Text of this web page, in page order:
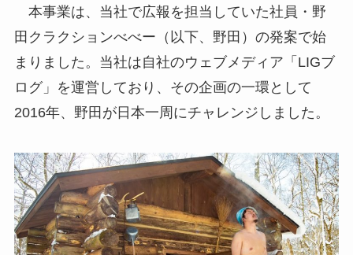
本事業は、当社で広報を担当していた社員・野
田クラクションべべー（以下、野田）の発案で始
まりました。当社は自社のウェブメディア「LIGブ
ログ」を運営しており、その企画の一環として
2016年、野田が日本一周にチャレンジしました。